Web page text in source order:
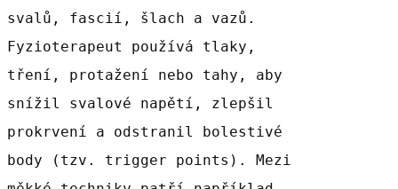
svalů, fascií, šlach a vazů.
Fyzioterapeut používá tlaky,
tření, protažení nebo tahy, aby
snížil svalové napětí, zlepšil
prokrvení a odstranil bolestivé
body (tzv. trigger points). Mezi